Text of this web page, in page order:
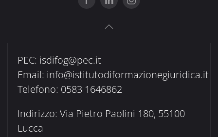
PEC: isdifog@pec.it
Email: info@istitutodiformazionegiuridica.it
Telefono: 0583 1646862
Indirizzo: Via Pietro Paolini 180, 55100
Lucca